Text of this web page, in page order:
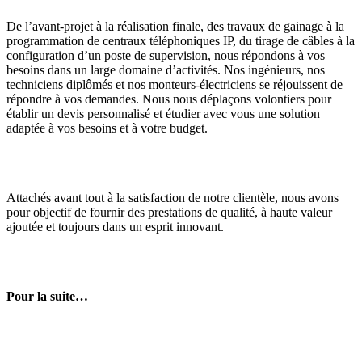
De l’avant-projet à la réalisation finale, des travaux de gainage à la
programmation de centraux téléphoniques IP, du tirage de câbles à la
configuration d’un poste de supervision, nous répondons à vos
besoins dans un large domaine d’activités. Nos ingénieurs, nos
techniciens diplômés et nos monteurs-électriciens se réjouissent de
répondre à vos demandes. Nous nous déplaçons volontiers pour
établir un devis personnalisé et étudier avec vous une solution
adaptée à vos besoins et à votre budget.
Attachés avant tout à la satisfaction de notre clientèle, nous avons
pour objectif de fournir des prestations de qualité, à haute valeur
ajoutée et toujours dans un esprit innovant.
Pour la suite…